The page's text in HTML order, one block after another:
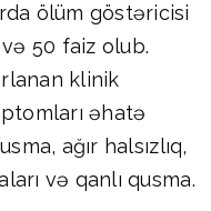
ölüm göstəricisi
50 faiz olub.
klinik
əhatə
ağır halsızlıq,
və qanlı qusma.